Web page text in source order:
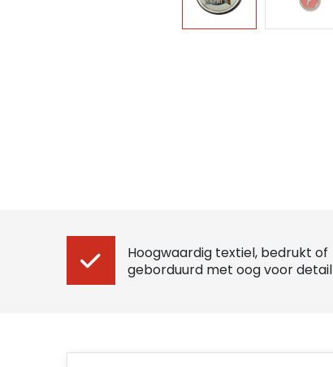
Hoogwaardig textiel, bedrukt of
geborduurd met oog voor detail